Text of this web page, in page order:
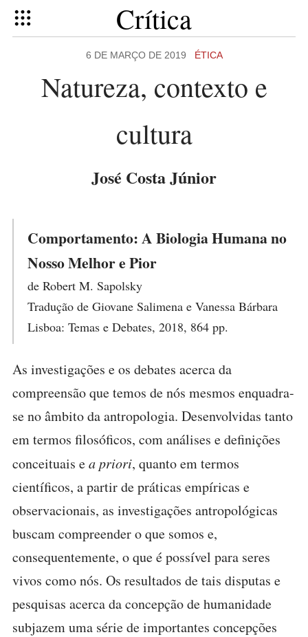
Crítica
6 DE MARÇO DE 2019 ÉTICA
Natureza, contexto e
cultura
José Costa Júnior
Comportamento: A Biologia Humana no
Nosso Melhor e Pior
de Robert M. Sapolsky
Tradução de Giovane Salimena e Vanessa Bárbara
Lisboa: Temas e Debates, 2018, 864 pp.
As investigações e os debates acerca da
compreensão que temos de nós mesmos enquadra-
se no âmbito da antropologia. Desenvolvidas tanto
em termos filosóficos, com análises e definições
conceituais ea priori, quanto em termos
científicos, a partir de práticas empíricas e
observacionais, as investigações antropológicas
buscam compreender o que somos e,
consequentemente, o que é possível para seres
vivos como nós. Os resultados de tais disputas e
pesquisas acerca da concepção de humanidade
subjazem uma série de importantes concepções